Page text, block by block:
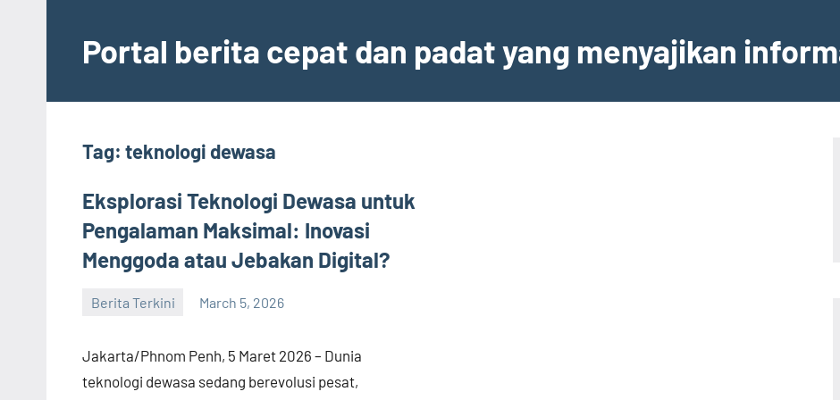
contentPortal berita cepat dan padat yang menyajikan
Tag: teknologi dewasa
Eksplorasi Teknologi Dewasa untuk
Pengalaman Maksimal: Inovasi
Menggoda atau Jebakan Digital?
Berita Terkini March 5, 2026
Jakarta/Phnom Penh, 5 Maret 2026 – Dunia
teknologi dewasa sedang berevolusi pesat,